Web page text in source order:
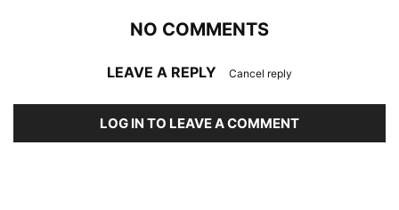
NO COMMENTS
LEAVE A REPLY Cancel reply
LOG IN TO LEAVE A COMMENT